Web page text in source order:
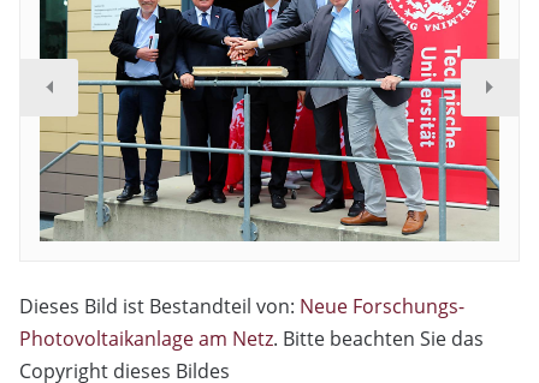
Dieses Bild ist Bestandteil von: Neue Forschungs-
Photovoltaikanlage am Netz. Bitte beachten Sie das
Copyright dieses Bildes